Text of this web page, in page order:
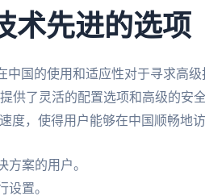
术先进的选项
中国的使用和适应性对于寻求高
供了灵活的配置选项和高级的安
度，使得用户能够在中国顺畅地访
方案的用户。
设置。